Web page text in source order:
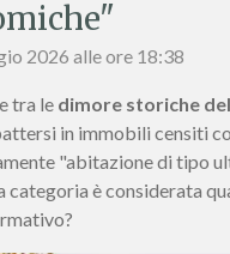
2026 alle ore 18:38
tra le dimore storiche
in immobili censiti
"abitazione di tipo
categoria è considerata